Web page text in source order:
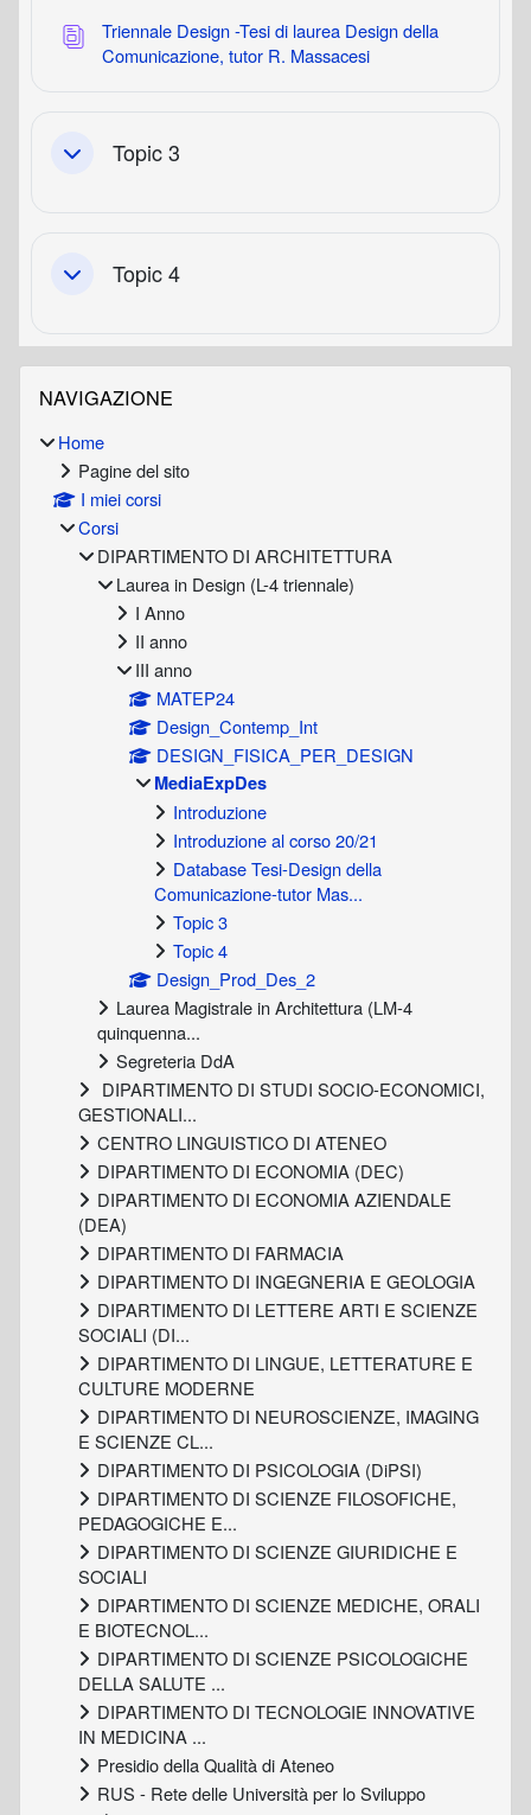
Triennale Design -Tesi di laurea Design della
Comunicazione, tutor R. MassacesiDatabase
MinimizzaTopic 3
MinimizzaTopic 4
Blocchi
Salta Navigazione
NAVIGAZIONE
Home
Pagine del sito
I miei corsi
Corsi
DIPARTIMENTO DI ARCHITETTURA
Laurea in Design (L-4 triennale)
I Anno
II anno
III anno
MATEP24
Design_Contemp_Int
DESIGN_FISICA_PER_DESIGN
MediaExpDes
Introduzione
Introduzione al corso 20/21
Database Tesi-Design della
Comunicazione-tutor Mas...
Topic 3
Topic 4
Design_Prod_Des_2
Laurea Magistrale in Architettura (LM-4
quinquenna...
Segreteria DdA
DIPARTIMENTO DI STUDI SOCIO-ECONOMICI,
GESTIONALI...
CENTRO LINGUISTICO DI ATENEO
DIPARTIMENTO DI ECONOMIA (DEC)
DIPARTIMENTO DI ECONOMIA AZIENDALE
(DEA)
DIPARTIMENTO DI FARMACIA
DIPARTIMENTO DI INGEGNERIA E GEOLOGIA
DIPARTIMENTO DI LETTERE ARTI E SCIENZE
SOCIALI (DI...
DIPARTIMENTO DI LINGUE, LETTERATURE E
CULTURE MODERNE
DIPARTIMENTO DI NEUROSCIENZE, IMAGING
E SCIENZE CL...
DIPARTIMENTO DI PSICOLOGIA (DiPSI)
DIPARTIMENTO DI SCIENZE FILOSOFICHE,
PEDAGOGICHE E...
DIPARTIMENTO DI SCIENZE GIURIDICHE E
SOCIALI
DIPARTIMENTO DI SCIENZE MEDICHE, ORALI
E BIOTECNOL...
DIPARTIMENTO DI SCIENZE PSICOLOGICHE
DELLA SALUTE ...
DIPARTIMENTO DI TECNOLOGIE INNOVATIVE
IN MEDICINA ...
Presidio della Qualità di Ateneo
RUS - Rete delle Università per lo Sviluppo